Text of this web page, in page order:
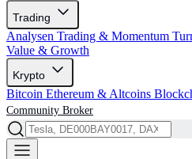
Trading
Analysen Trading & Momentum
Value & Growth
Krypto
Bitcoin Ethereum & Altcoins
Community Broker